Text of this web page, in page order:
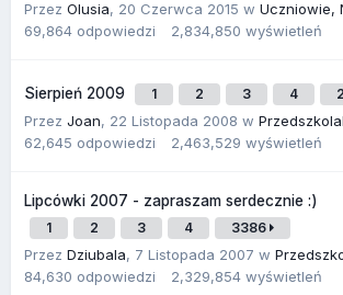
Przez Olusia, 20 Czerwca 2015 w Uczniowie,
69,864 odpowiedzi 2,834,850 wyświetleń
Sierpień 2009 1 2 3 4
Przez Joan, 22 Listopada 2008 w
62,645 odpowiedzi 2,463,529 wyświetleń
Lipcówki 2007 - zapraszam serdecznie :)
1 2 3 4 3386
Przez Dziubala, 7 Listopada 2007 w
84,630 odpowiedzi 2,329,854 wyświetleń